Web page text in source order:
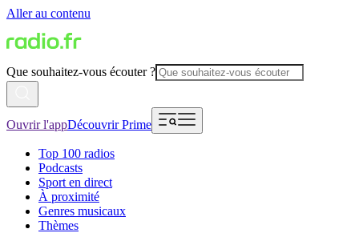
Aller au contenu
Que souhaitez-vous écouter ?
Ouvrir l'appDécouvrir Prime
Top 100 radios
Podcasts
Sport en direct
À proximité
Genres musicaux
Thèmes